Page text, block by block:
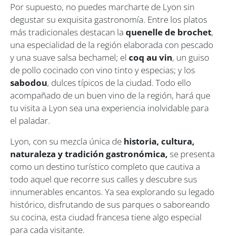
Por supuesto, no puedes marcharte de Lyon sin
degustar su exquisita gastronomía. Entre los platos
más tradicionales destacan la quenelle de brochet,
una especialidad de la región elaborada con pescado
y una suave salsa bechamel; el coq au vin, un guiso
de pollo cocinado con vino tinto y especias; y los
sabodou, dulces típicos de la ciudad. Todo ello
acompañado de un buen vino de la región, hará que
tu visita a Lyon sea una experiencia inolvidable para
el paladar.
Lyon, con su mezcla única de historia, cultura,
naturaleza y tradición gastronómica, se presenta
como un destino turístico completo que cautiva a
todo aquel que recorre sus calles y descubre sus
innumerables encantos. Ya sea explorando su legado
histórico, disfrutando de sus parques o saboreando
su cocina, esta ciudad francesa tiene algo especial
para cada visitante.